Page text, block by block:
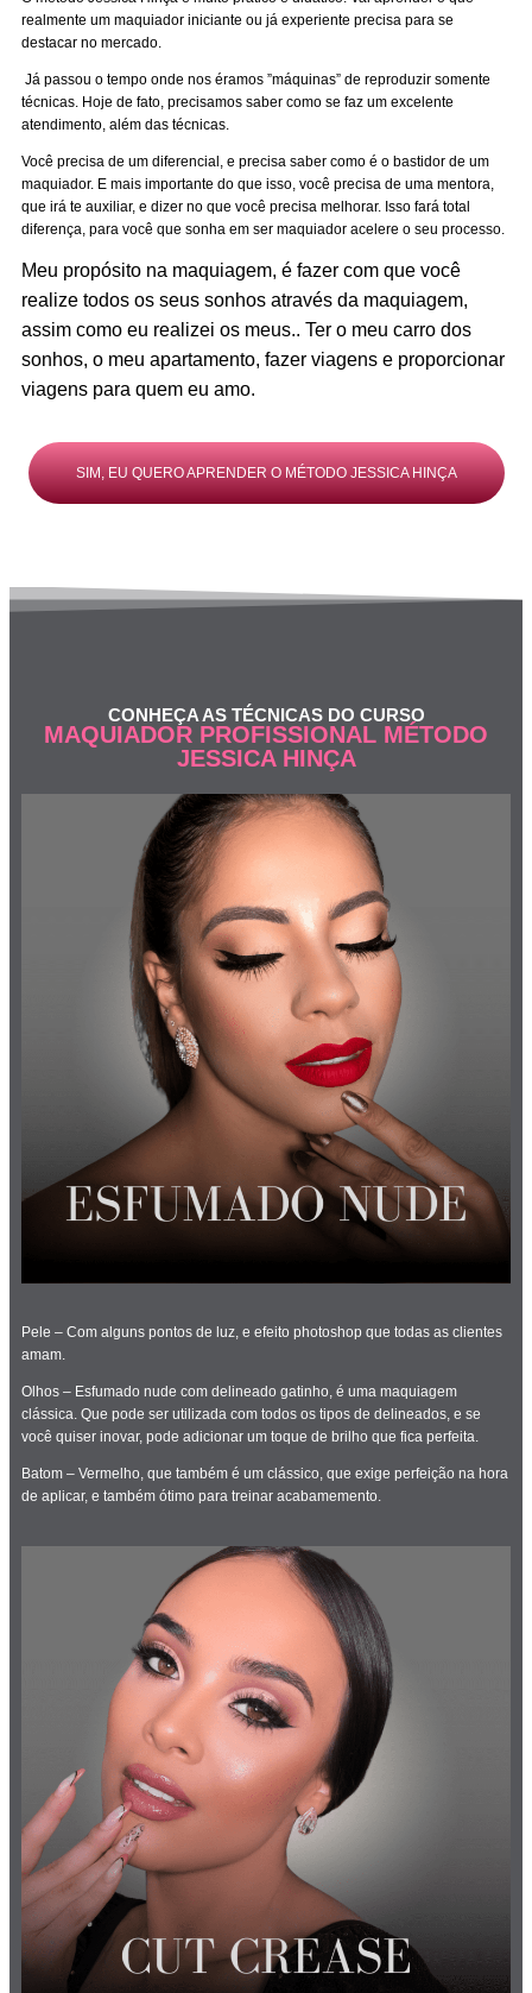
realmente um maquiador iniciante ou já experiente precisa para se
destacar no mercado.
Já passou o tempo onde nos éramos ”máquinas” de reproduzir somente
técnicas. Hoje de fato, precisamos saber como se faz um excelente
atendimento, além das técnicas.
Você precisa de um diferencial, e precisa saber como é o bastidor de um
maquiador. E mais importante do que isso, você precisa de uma mentora,
que irá te auxiliar, e dizer no que você precisa melhorar. Isso fará total
diferença, para você que sonha em ser maquiador acelere o seu processo.
Meu propósito na maquiagem, é fazer com que você
realize todos os seus sonhos através da maquiagem,
assim como eu realizei os meus.. Ter o meu carro dos
sonhos, o meu apartamento, fazer viagens e proporcionar
viagens para quem eu amo.
SIM, EU QUERO APRENDER O MÉTODO JESSICA HINÇA
CONHEÇA AS TÉCNICAS DO CURSO
MAQUIADOR PROFISSIONAL MÉTODO
JESSICA HINÇA
Pele – Com alguns pontos de luz, e efeito photoshop que todas as clientes
amam.
Olhos – Esfumado nude com delineado gatinho, é uma maquiagem
clássica. Que pode ser utilizada com todos os tipos de delineados, e se
você quiser inovar, pode adicionar um toque de brilho que fica perfeita.
Batom – Vermelho, que também é um clássico, que exige perfeição na hora
de aplicar, e também ótimo para treinar acabamemento.